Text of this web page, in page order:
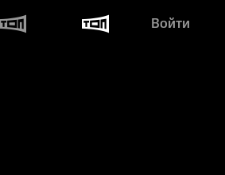
Войти